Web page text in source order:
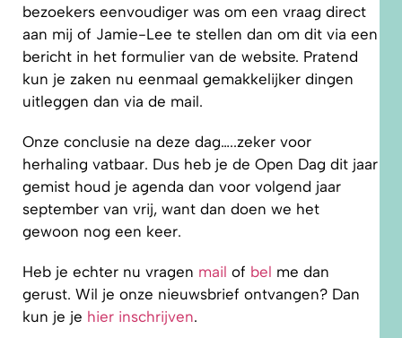
bezoekers eenvoudiger was om een vraag direct
aan mij of Jamie-Lee te stellen dan om dit via een
bericht in het formulier van de website. Pratend
kun je zaken nu eenmaal gemakkelijker dingen
uitleggen dan via de mail.
Onze conclusie na deze dag…..zeker voor
herhaling vatbaar. Dus heb je de Open Dag dit jaar
gemist houd je agenda dan voor volgend jaar
september van vrij, want dan doen we het
gewoon nog een keer.
Heb je echter nu vragen mail of bel me dan
gerust. Wil je onze nieuwsbrief ontvangen? Dan
kun je je hier inschrijven.